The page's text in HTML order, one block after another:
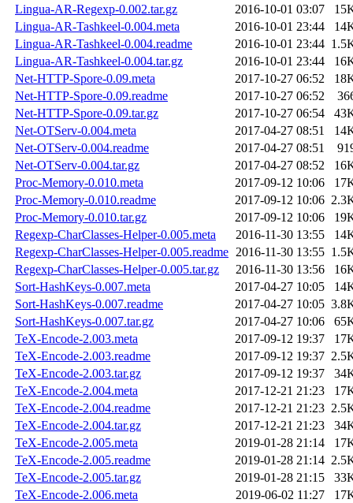
Lingua-AR-Regexp-0.002.tar.gz
2016-10-01 03:07
Lingua-AR-Tashkeel-0.004.meta
2016-10-01 23:44
Lingua-AR-Tashkeel-0.004.readme
2016-10-01 23:44
Lingua-AR-Tashkeel-0.004.tar.gz
2016-10-01 23:44
Net-HTTP-Spore-0.09.meta
2017-10-27 06:52
Net-HTTP-Spore-0.09.readme
2017-10-27 06:52
Net-HTTP-Spore-0.09.tar.gz
2017-10-27 06:54
Net-OTServ-0.004.meta
2017-04-27 08:51
Net-OTServ-0.004.readme
2017-04-27 08:51
Net-OTServ-0.004.tar.gz
2017-04-27 08:52
Proc-Memory-0.010.meta
2017-09-12 10:06
Proc-Memory-0.010.readme
2017-09-12 10:06
Proc-Memory-0.010.tar.gz
2017-09-12 10:06
Regexp-CharClasses-Helper-0.005.meta
2016-11-30 13:55
Regexp-CharClasses-Helper-0.005.readme 2016-11-30 13:55
Regexp-CharClasses-Helper-0.005.tar.gz
2016-11-30 13:56
Sort-HashKeys-0.007.meta
2017-04-27 10:05
Sort-HashKeys-0.007.readme
2017-04-27 10:05
Sort-HashKeys-0.007.tar.gz
2017-04-27 10:06
TeX-Encode-2.003.meta
2017-09-12 19:37
TeX-Encode-2.003.readme
2017-09-12 19:37
TeX-Encode-2.003.tar.gz
2017-09-12 19:37
TeX-Encode-2.004.meta
2017-12-21 21:23
TeX-Encode-2.004.readme
2017-12-21 21:23
TeX-Encode-2.004.tar.gz
2017-12-21 21:23
TeX-Encode-2.005.meta
2019-01-28 21:14
TeX-Encode-2.005.readme
2019-01-28 21:14
TeX-Encode-2.005.tar.gz
2019-01-28 21:15
TeX-Encode-2.006.meta
2019-06-02 11:27